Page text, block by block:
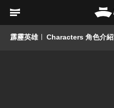
霹靂英雄 Characters 角色介紹